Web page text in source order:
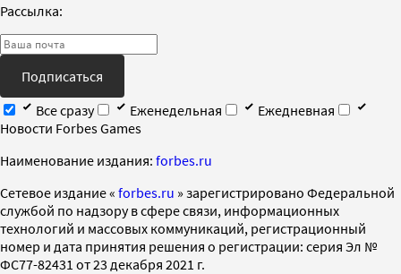
Рассылка:
Подписаться
Все сразу
Еженедельная
Ежедневная
Новости Forbes Games
Наименование издания: forbes.ru
Cетевое издание « forbes.ru » зарегистрировано Федеральной
службой по надзору в сфере связи, информационных
технологий и массовых коммуникаций, регистрационный
номер и дата принятия решения о регистрации: серия Эл №
ФС77-82431 от 23 декабря 2021 г.